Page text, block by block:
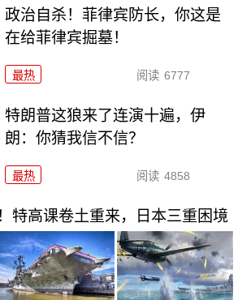
政治自杀！菲律宾防长，你这是
在给菲律宾掘墓！
最热 阅读 6777
特朗普这狼来了连演十遍，伊
朗：你猜我信不信？
最热 阅读 4858
特高课卷土重来，日本三重困境